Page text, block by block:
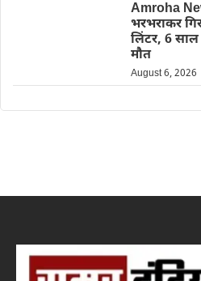
Amroha
भरभराकर
लिंटर, 6
मौत
August 6, 2026